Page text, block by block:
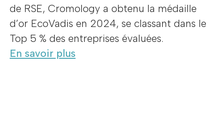
de RSE, Cromology a obtenu la médaille
d’or EcoVadis en 2024, se classant dans le
Top 5 % des entreprises évaluées.
En savoir plus